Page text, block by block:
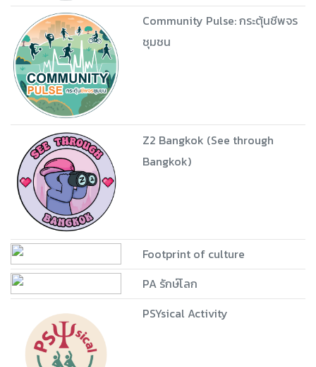
Community Pulse: กระตุ้นชีพจร
ชุมชน
Z2 Bangkok (See through
Bangkok)
Footprint of culture
PA รักษ์โลก
PSYsical Activity